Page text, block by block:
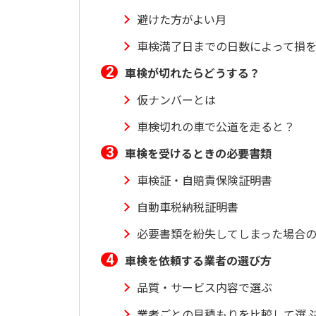
避けた方がよい月
車検満了日までの日数によって損
車検が切れたらどうする？
仮ナンバーとは
車検切れの車で公道を走ると？
車検を受けるときの必要書類
車検証・自賠責保険証明書
自動車税納税証明書
必要書類を紛失してしまった場合
車検を依頼する業者の選び方
品質・サービス内容で選ぶ